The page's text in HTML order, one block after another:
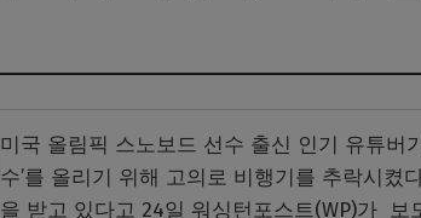
미국 올림픽 스노보드 선수 출신 인기 유튜버
수’를 올리기 위해 고의로 비행기를 추락시켰
을 받고 있다고 24일 워싱턴포스트(WP)가 보